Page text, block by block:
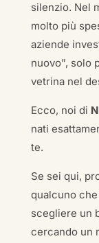
silenzio. Nel
molto più
aziende
nuovo”, solo
vetrina nel
Ecco, noi di
nati
te.
Se sei qui,
qualcuno
scegliere un
cercando un